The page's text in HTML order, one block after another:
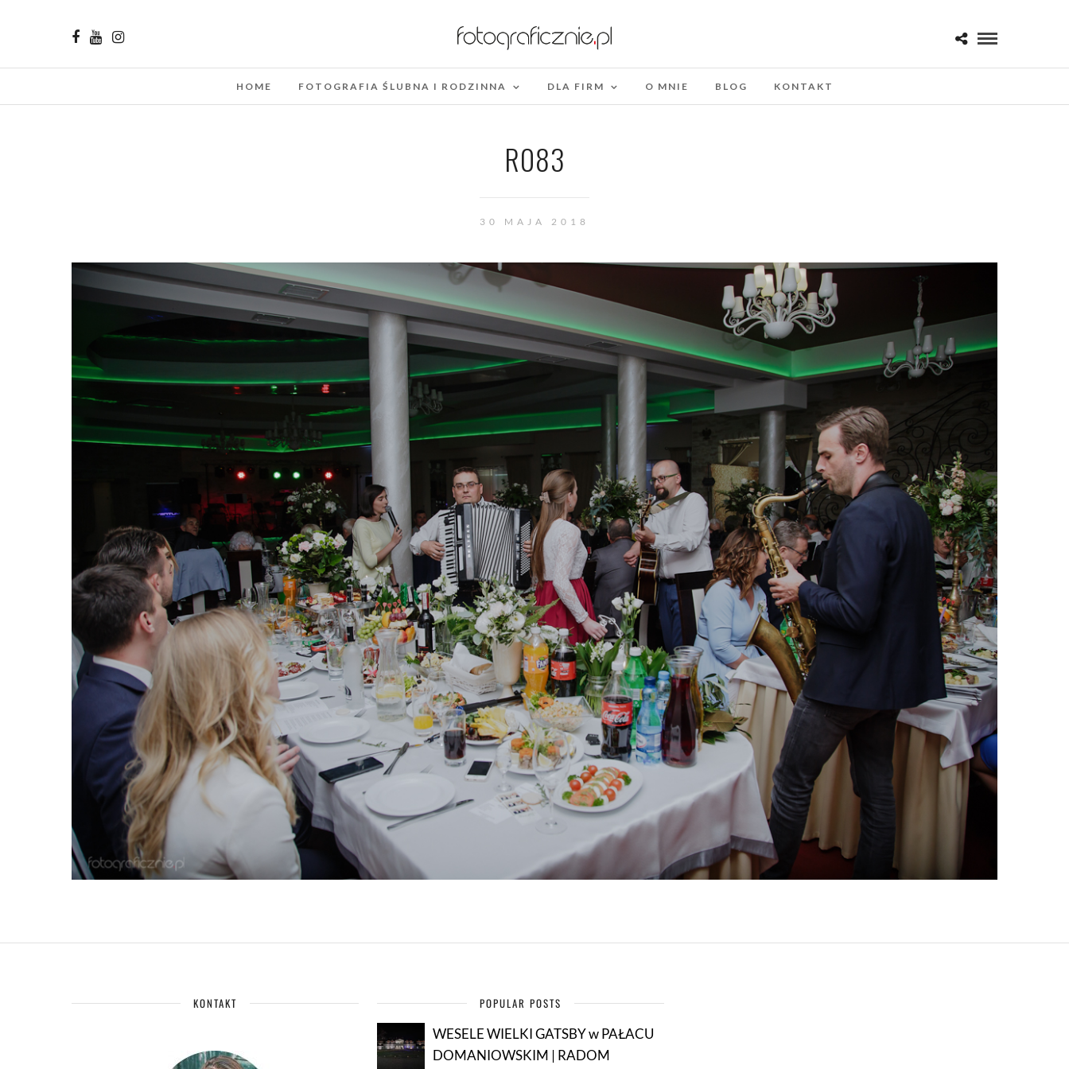
HOME FOTOGRAFIA ŚLUBNA I RODZINNA DLA FIRM O MNIE BLOG KONTAKT
R083
30 MAJA 2018
KONTAKT POPULAR POSTS
WESELE WIELKI GATSBY w PAŁACU
DOMANIOWSKIM | RADOM